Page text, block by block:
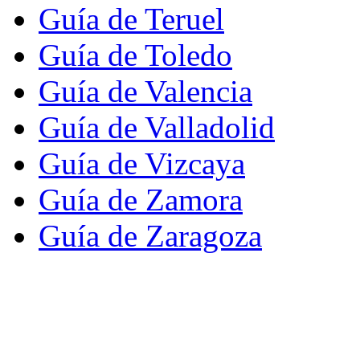
Guía de Teruel
Guía de Toledo
Guía de Valencia
Guía de Valladolid
Guía de Vizcaya
Guía de Zamora
Guía de Zaragoza